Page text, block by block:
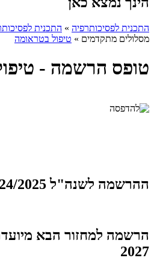
התכנית לפסיכותרפיה » התכנית
מסלולים מתקדמים » טיפול בטראומה
טופס הרשמה -
ההרשמה לשנה"ל 2024/2025 הסתיימה.
הרשמה למחזור הבא
2027